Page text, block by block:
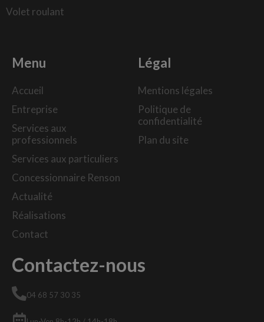
Volet roulant
Menu
Accueil
Entreprise
Services aux
professionnels
Services aux particuliers
Concessionnaire Renson
Actualité
Réalisations
Contact
Légal
Mentions légales
Politique de
confidentialité
Plan du site
Contactez-nous
04 68 57 30 35